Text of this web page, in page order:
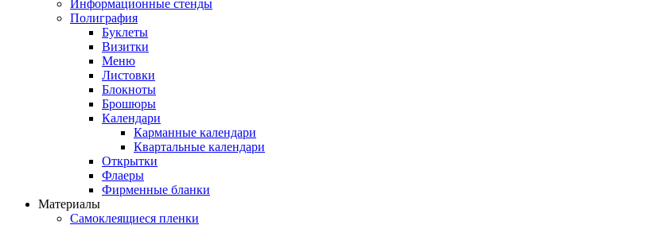
Информационные стенды
Полиграфия
Буклеты
Визитки
Меню
Листовки
Блокноты
Брошюры
Календари
Карманные календари
Квартальные календари
Открытки
Флаеры
Фирменные бланки
Материалы
Самоклеящиеся пленки